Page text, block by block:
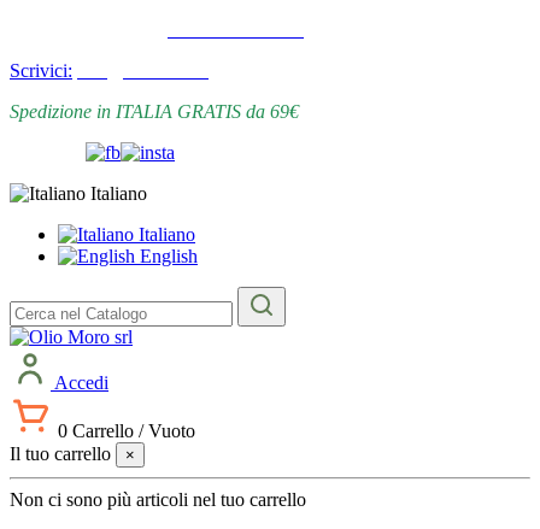
Scrivici:
Spedizione in ITALIA GRATIS da 69€
Italiano
Italiano
English
Accedi
0 Carrello /Vuoto
Il tuo carrello
×
Non ci sono più articoli nel tuo carrello